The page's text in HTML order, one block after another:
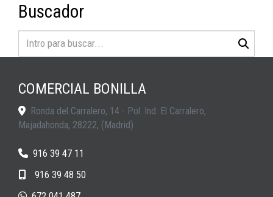
Buscador
COMERCIAL BONILLA
Ronda del Carralero, 14 - Pol. Ind. El Carralero,
Majadahonda, 28222, (Madrid)
916 39 47 11
916 39 48 50